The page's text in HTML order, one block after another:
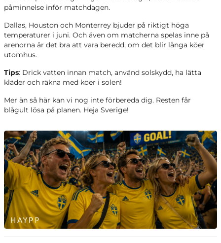
påminnelse inför matchdagen.
Dallas, Houston och Monterrey bjuder på riktigt höga
temperaturer i juni. Och även om matcherna spelas inne på
arenorna är det bra att vara beredd, om det blir långa köer
utomhus.
Tips: Drick vatten innan match, använd solskydd, ha lätta
kläder och räkna med köer i solen!
Mer än så här kan vi nog inte förbereda dig. Resten får
blågult lösa på planen. Heja Sverige!